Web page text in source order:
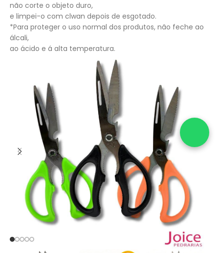
não corte o objeto duro,
e limpei-o com clwan depois de esgotado.
*Para proteger o uso normal dos produtos, não feche ao
álcali,
ao ácido e á alta temperatura.